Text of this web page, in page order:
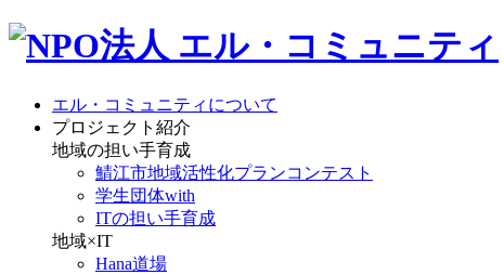
エル・コミュニティについて
プロジェクト紹介
地域の担い手育成
鯖江市地域活性化プランコンテスト
学生団体with
ITの担い手育成
地域×IT
Hana道場